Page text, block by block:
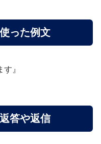
った例文
』
答や返信